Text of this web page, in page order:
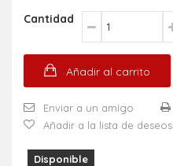
Cantidad
Añadir al carrito
Enviar a un amigo
Añadir a la lista de deseos
Disponible